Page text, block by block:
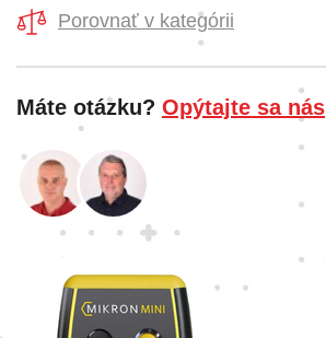
Porovnať v kategórii
Máte otázku? Opýtajte sa nás